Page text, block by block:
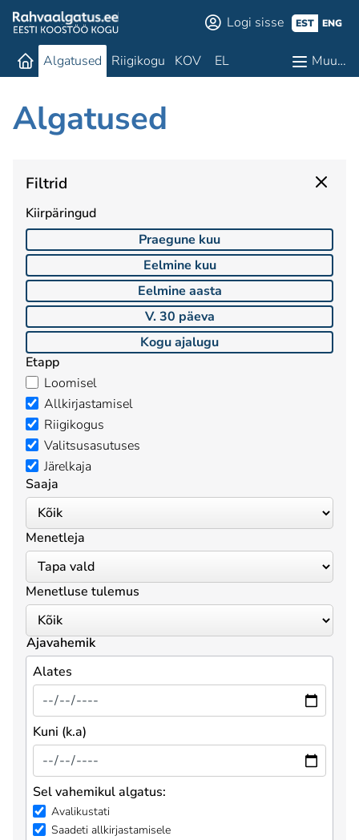
Logi sisse EST ENG
Algatused Riigikogu KOV EL Muu…
Algatused
Filtrid
Kiirpäringud
Praegune kuu
Eelmine kuu
Eelmine aasta
V. 30 päeva
Kogu ajalugu
Etapp
Loomisel
Allkirjastamisel
Riigikogus
Valitsusasutuses
Järelkaja
Saaja
Menetleja
Menetluse tulemus
Ajavahemik
Alates
Kuni (k.a)
Sel vahemikul algatus:
Avalikustati
Saadeti allkirjastamisele